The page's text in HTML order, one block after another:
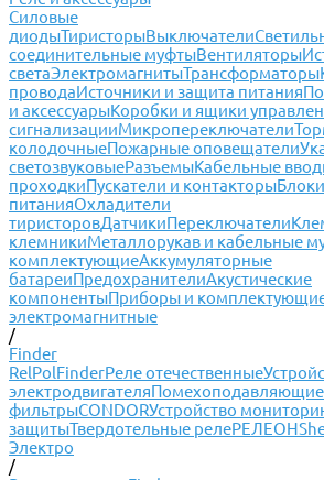
Силовые
диодыТиристорыВыключатели
соединительные муфтыВентиляторы
светаЭлектромагнитыТрансформаторы
проводаИсточники и защита питания
и аксессуарыКоробки и ящики
сигнализацииМикропереключатели
колодочныеПожарные оповещатели
светозвуковыеРазъемыКабельные
проходкиПускатели и контакторыБлоки
питанияОхладители
тиристоровДатчикиПереключатели
клемникиМеталлорукав и кабельные
комплектующиеАккумуляторные
батареиПредохранителиАкустические
компонентыПриборы и
электромагнитные
/
Finder
RelPolFinderРеле отечественные
электродвигателяПомехоподавляющие
фильтрыCONDORУстройство
защитыТвердотельные релеРЕЛЕОН
Электро
/